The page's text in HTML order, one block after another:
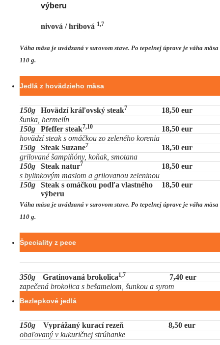
výberu
nivová / hribová 1,7
Váha mäsa je uvádzaná v surovom stave. Po tepelnej úprave je váha mäsa
110 g.
Jedlá z hovädzieho mäsa
150g Hovädzí kráľovský steak7
18,50 eur
šunka, hermelín
150g
Pfeffer steak7,10
18,50 eur
hovädzí steak s omáčkou zo zeleného korenia
150g
Steak Suzane7
18,50 eur
grilované šampiňóny, koňak, smotana
150g
Steak natur7
18,50 eur
s bylinkovým maslom a grilovanou zeleninou
150g
Steak s omáčkou podľa vlastného
výberu
18,50 eur
Váha mäsa je uvádzaná v surovom stave. Po tepelnej úprave je váha mäsa
110 g.
Špeciality z pece
350g Gratinovaná brokolica1,7
7,40 eur
zapečená brokolica s bešamelom, šunkou a syrom
Bezlepkové jedlá
150g Vyprážaný kurací rezeň
8,50 eur
obaľovaný v kukuričnej strúhanke